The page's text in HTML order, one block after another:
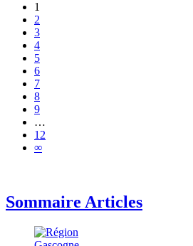
1
2
3
4
5
6
7
8
9
…
12
∞
Sommaire Articles